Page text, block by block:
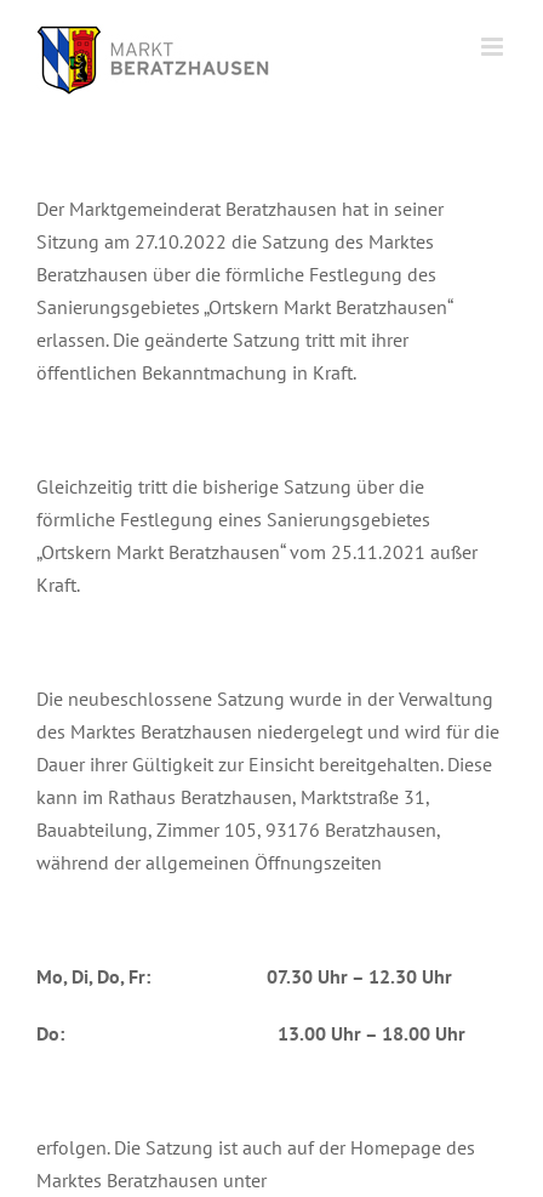
springen
Der Marktgemeinderat Beratzhausen hat in seiner
Sitzung am 27.10.2022 die Satzung des Marktes
Beratzhausen über die förmliche Festlegung des
Sanierungsgebietes „Ortskern Markt Beratzhausen“
erlassen. Die geänderte Satzung tritt mit ihrer
öffentlichen Bekanntmachung in Kraft.
Gleichzeitig tritt die bisherige Satzung über die
förmliche Festlegung eines Sanierungsgebietes
„Ortskern Markt Beratzhausen“ vom 25.11.2021 außer
Kraft.
Die neubeschlossene Satzung wurde in der Verwaltung
des Marktes Beratzhausen niedergelegt und wird für die
Dauer ihrer Gültigkeit zur Einsicht bereitgehalten. Diese
kann im Rathaus Beratzhausen, Marktstraße 31,
Bauabteilung, Zimmer 105, 93176 Beratzhausen,
während der allgemeinen Öffnungszeiten
Mo, Di, Do, Fr: 07.30 Uhr – 12.30 Uhr
Do: 13.00 Uhr – 18.00 Uhr
erfolgen. Die Satzung ist auch auf der Homepage des
Marktes Beratzhausen unter